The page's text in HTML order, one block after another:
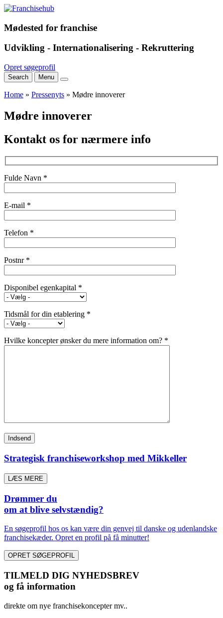
Mødested for franchise
Udvikling - Internationalisering - Rekruttering
Opret søgeprofil
Search Menu
Home » Pressenyts » Mødre innoverer
Mødre innoverer
Kontakt os for nærmere info
Fulde Navn *
E-mail *
Telefon *
Postnr *
Disponibel egenkapital *
Tidsmål for din etablering *
Hvilke koncepter ønsker du mere information om? *
Strategisk franchiseworkshop med Mikkeller
LÆS MERE
Drømmer du
om at blive selvstændig?
En søgeprofil hos os kan være din genvej til danske og udenlandske
franchisekæder. Opret en profil på få minutter!
OPRET SØGEPROFIL
TILMELD DIG NYHEDSBREV
og få information
direkte om nye franchisekoncepter mv..